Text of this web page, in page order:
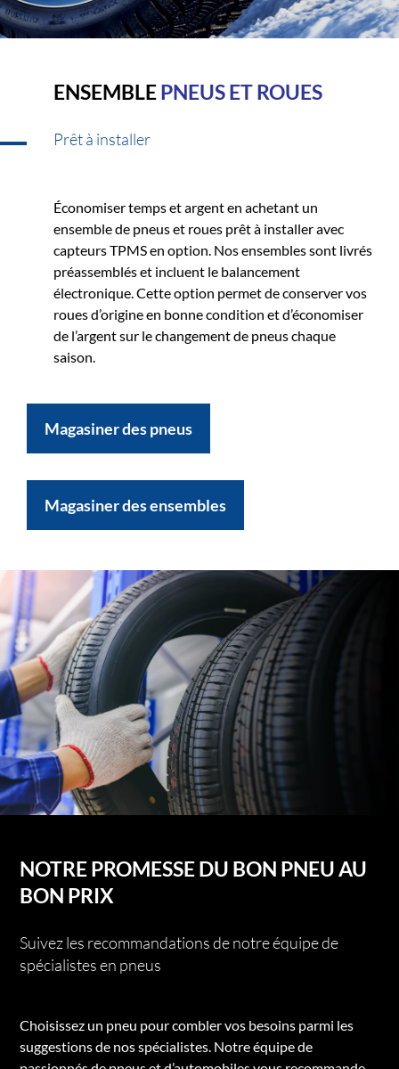
ENSEMBLEPNEUS ET ROUES
Prêt à installer
Économiser temps et argent en achetant un
ensemble de pneus et roues prêt à installer avec
capteurs TPMS en option. Nos ensembles sont livrés
préassemblés et incluent le balancement
électronique. Cette option permet de conserver vos
roues d’origine en bonne condition et d’économiser
de l’argent sur le changement de pneus chaque
saison.
Magasiner des pneus
Magasiner des ensembles
NOTRE PROMESSE DU BON PNEU AU
BON PRIX
Suivez les recommandations de notre équipe de
spécialistes en pneus
Choisissez un pneu pour combler vos besoins parmi les
suggestions de nos spécialistes. Notre équipe de